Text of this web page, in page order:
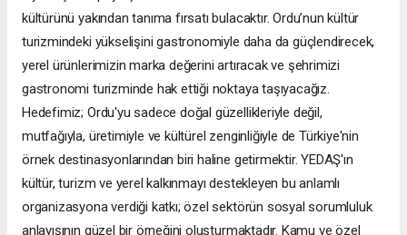
kültürünü yakından tanıma fırsatı bulacaktır. Ordu’nun kültür
turizmindeki yükselişini gastronomiyle daha da güçlendirecek,
yerel ürünlerimizin marka değerini artıracak ve şehrimizi
gastronomi turizminde hak ettiği noktaya taşıyacağız.
Hedefimiz; Ordu'yu sadece doğal güzellikleriyle değil,
mutfağıyla, üretimiyle ve kültürel zenginliğiyle de Türkiye'nin
örnek destinasyonlarından biri haline getirmektir. YEDAŞ'ın
kültür, turizm ve yerel kalkınmayı destekleyen bu anlamlı
organizasyona verdiği katkı; özel sektörün sosyal sorumluluk
anlayışının güzel bir örneğini oluşturmaktadır. Kamu ve özel